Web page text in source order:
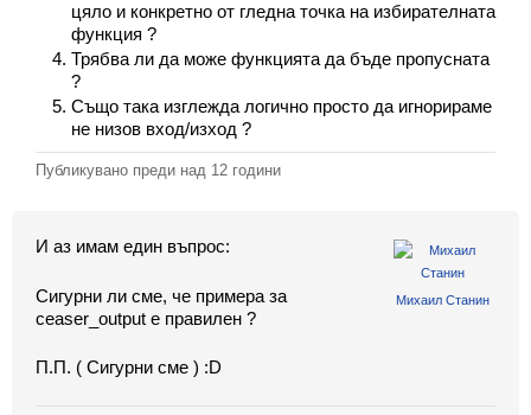
цяло и конкретно от гледна точка на избирателната
функция ?
Трябва ли да може функцията да бъде пропусната
?
Също така изглежда логично просто да игнорираме
не низов вход/изход ?
Публикувано преди над 12 години
Михаил Станин
И аз имам един въпрос:
Сигурни ли сме, че примера за
ceaser_output е правилен ?
П.П. ( Сигурни сме ) :D